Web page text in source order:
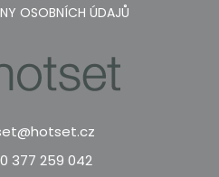
OSOBNÍCH ÚDAJŮ
377 259 042